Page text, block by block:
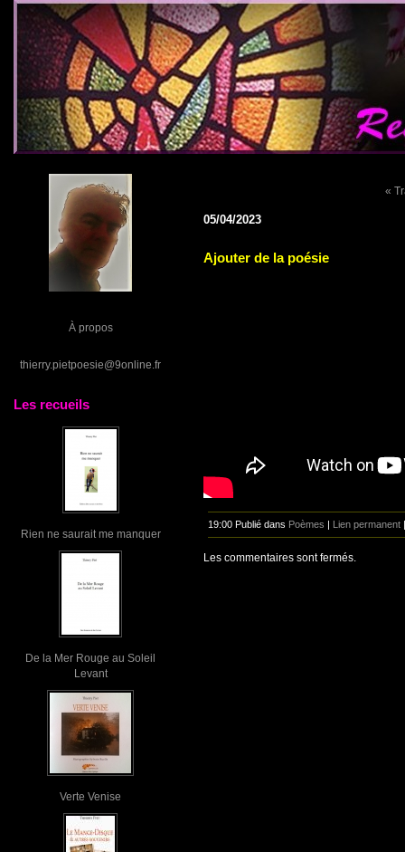
À propos
thierry.pietpoesie@9online.fr
Les recueils
Rien ne saurait me manquer
De la Mer Rouge au Soleil
Levant
Verte Venise
«
05/04/2023
Ajouter de la poésie
19:00 Publié dans Poèmes | Lien permanent
Les commentaires sont fermés.